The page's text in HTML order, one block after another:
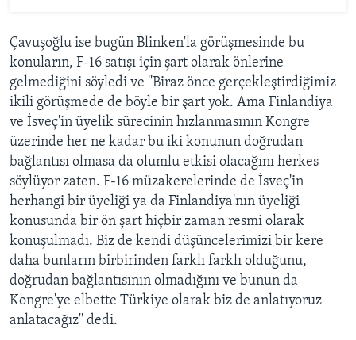
Çavuşoğlu ise bugün Blinken'la görüşmesinde bu
konuların, F-16 satışı için şart olarak önlerine
gelmediğini söyledi ve ''Biraz önce gerçekleştirdiğimiz
ikili görüşmede de böyle bir şart yok. Ama Finlandiya
ve İsveç'in üyelik sürecinin hızlanmasının Kongre
üzerinde her ne kadar bu iki konunun doğrudan
bağlantısı olmasa da olumlu etkisi olacağını herkes
söylüyor zaten. F-16 müzakerelerinde de İsveç'in
herhangi bir üyeliği ya da Finlandiya'nın üyeliği
konusunda bir ön şart hiçbir zaman resmi olarak
konuşulmadı. Biz de kendi düşüncelerimizi bir kere
daha bunların birbirinden farklı farklı olduğunu,
doğrudan bağlantısının olmadığını ve bunun da
Kongre'ye elbette Türkiye olarak biz de anlatıyoruz
anlatacağız'' dedi.